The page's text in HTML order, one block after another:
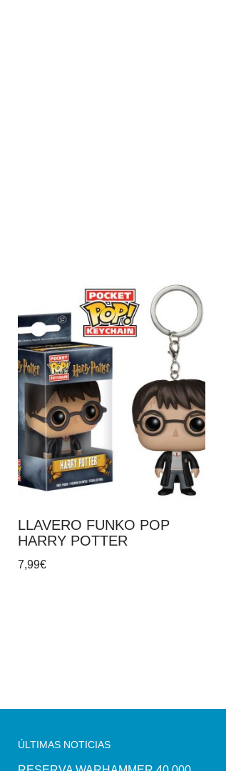
LLAVERO FUNKO POP
HARRY POTTER
7,99€
ÚLTIMAS NOTICIAS